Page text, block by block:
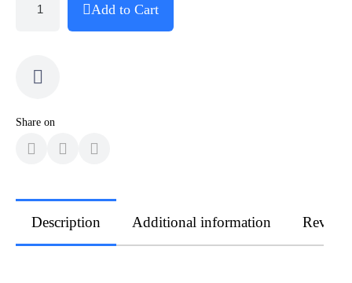
Add to Cart
Share on
Description Additional information